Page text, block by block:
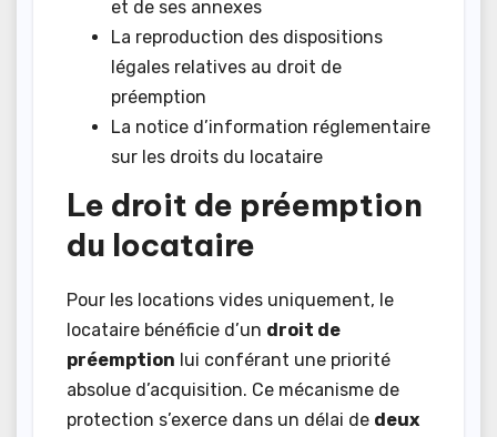
et de ses annexes
La reproduction des dispositions
légales relatives au droit de
préemption
La notice d’information réglementaire
sur les droits du locataire
Le droit de préemption
du locataire
Pour les locations vides uniquement, le
locataire bénéficie d’un droit de
préemption lui conférant une priorité
absolue d’acquisition. Ce mécanisme de
protection s’exerce dans un délai de deux